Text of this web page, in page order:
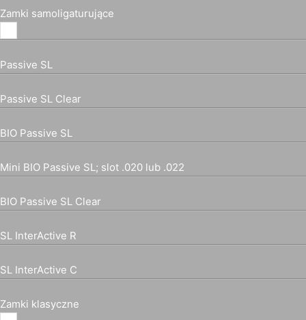
Zamki samoligaturujące
Passive SL
Passive SL Clear
BIO Passive SL
Mini BIO Passive SL; slot .020 lub .022
BIO Passive SL Clear
SL InterActive R
SL InterActive C
Zamki klasyczne